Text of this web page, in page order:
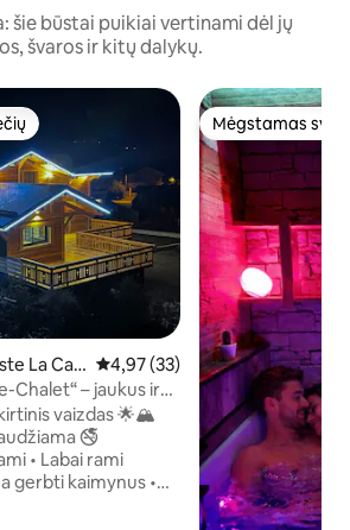
šie būstai puikiai vertinami dėl jų
švaros ir kitų dalykų.
La Cab Vidutinis įvertinimas: 4,97 iš 5,
4,97 (33)
Chalet“ – jaukus ir
vaizdas 🌟🏔
🚭
• Labai rami
gerbti kaimynus •
Mėgstamas
Mėgstamas